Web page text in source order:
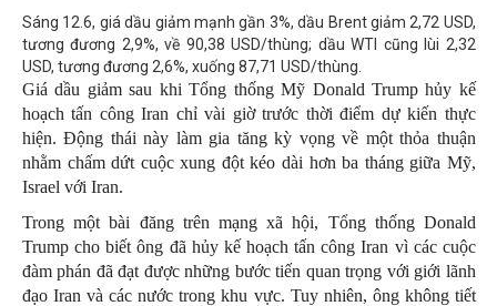
Sáng 12.6, giá dầu giảm mạnh gần 3%, dầu Brent giảm 2,72 USD,
tương đương 2,9%, về 90,38 USD/thùng; dầu WTI cũng lùi 2,32
USD, tương đương 2,6%, xuống 87,71 USD/thùng.
Giá dầu giảm sau khi Tổng thống Mỹ Donald Trump hủy kế
hoạch tấn công Iran chỉ vài giờ trước thời điểm dự kiến thực
hiện. Động thái này làm gia tăng kỳ vọng về một thỏa thuận
nhằm chấm dứt cuộc xung đột kéo dài hơn ba tháng giữa Mỹ,
Israel với Iran.
Trong một bài đăng trên mạng xã hội, Tổng thống Donald
Trump cho biết ông đã hủy kế hoạch tấn công Iran vì các cuộc
đàm phán đã đạt được những bước tiến quan trọng với giới lãnh
đạo Iran và các nước trong khu vực. Tuy nhiên, ông không tiết